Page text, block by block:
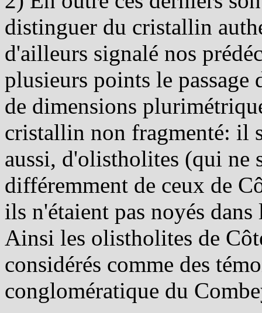
distinguer du cristallin
d'ailleurs signalé nos
plusieurs points le
de dimensions
cristallin non fragmenté: il
aussi, d'olistholites (qui ne
différemment de ceux de
ils n'étaient pas noyés
Ainsi les olistholites de
considérés comme des
conglomératique du